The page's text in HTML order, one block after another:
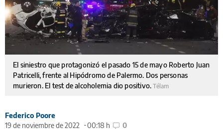
El siniestro que protagonizó el pasado 15 de mayo Roberto Juan
Patricelli, frente al Hipódromo de Palermo. Dos personas
murieron. El test de alcoholemia dio positivo.Télam
Federico Poore
19 de noviembre de 2022
00:18 h
0